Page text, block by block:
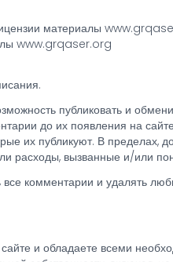
материалы
www.grqaser.org
публиковать и
до их появления на
их публикуют. В
расходы, вызванные и/или
комментарии и удалять
и обладаете всеми